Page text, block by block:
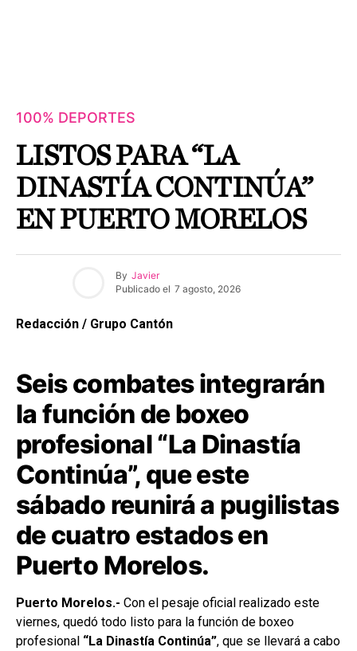
100% DEPORTES
LISTOS PARA “LA
DINASTÍA CONTINÚA”
EN PUERTO MORELOS
By Javier
Publicado el 7 agosto, 2026
Redacción / Grupo Cantón
Seis combates integrarán
la función de boxeo
profesional “La Dinastía
Continúa”, que este
sábado reunirá a pugilistas
de cuatro estados en
Puerto Morelos.
Puerto Morelos.- Con el pesaje oficial realizado este
viernes, quedó todo listo para la función de boxeo
profesional “La Dinastía Continúa”, que se llevará a cabo